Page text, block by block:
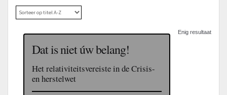
Enig resultaat
Dat is niet úw belang!
Het relativiteitsvereiste in de Crisis-
en herstelwet